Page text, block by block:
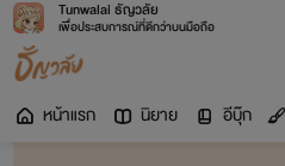
Tunwalai ธัญวลัย
เพื่อประสบการณ์ที่ดีกว่าบนมือถือ
หน้าแรก นิยาย อีบุ๊ก